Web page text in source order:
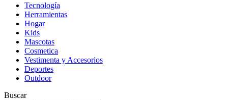
Tecnología
Herramientas
Hogar
Kids
Mascotas
Cosmetica
Vestimenta y Accesorios
Deportes
Outdoor
Buscar